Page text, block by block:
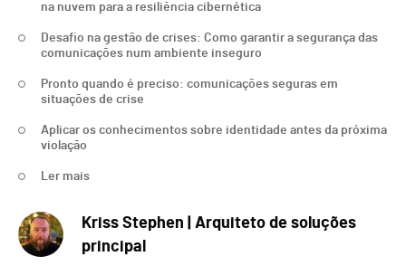
na nuvem para a resiliência cibernética
Desafio na gestão de crises: Como garantir a segurança das
comunicações num ambiente inseguro
Pronto quando é preciso: comunicações seguras em
situações de crise
Aplicar os conhecimentos sobre identidade antes da próxima
violação
Ler mais
Kriss Stephen | Arquiteto de soluções
principal